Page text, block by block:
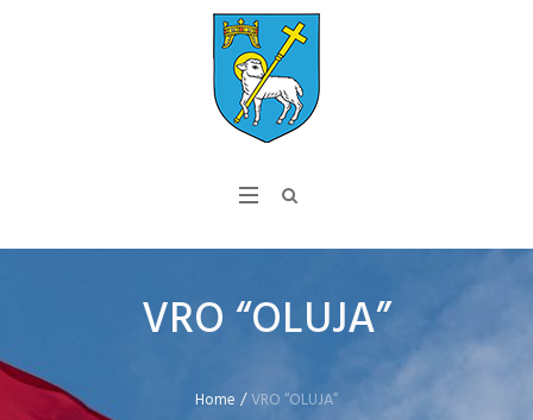
VRO “OLUJA”
Home /VRO “OLUJA”